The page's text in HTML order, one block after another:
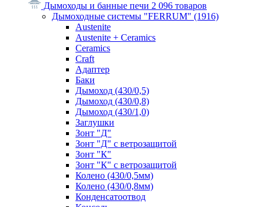
Дымоходы и банные печи 2 096 товаров
Дымоходные системы "FERRUM" (1916)
Austenite
Austenite + Ceramics
Ceramics
Craft
Адаптер
Баки
Дымоход (430/0,5)
Дымоход (430/0,8)
Дымоход (430/1,0)
Заглушки
Зонт "Д"
Зонт "Д" с ветрозащитой
Зонт "К"
Зонт "К" с ветрозащитой
Колено (430/0,5мм)
Колено (430/0,8мм)
Конденсатоотвод